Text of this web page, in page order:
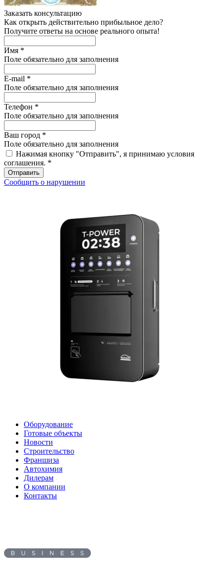
Заказать консультацию
Как открыть действительно прибыльное дело?
Получите ответы на основе реального опыта!
Имя *
Поле обязательно для заполнения
E-mail *
Поле обязательно для заполнения
Телефон *
Поле обязательно для заполнения
Ваш город *
Поле обязательно для заполнения
Нажимая кнопку "Отправить", я принимаю условия
соглашения. *
Отправить
Сообщить о нарушении
Оборудование
Готовые объекты
Новости
Строительство
Франшиза
Автохимия
Дилерам
О компании
Контакты